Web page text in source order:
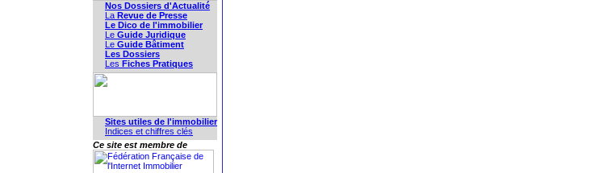
Nos Dossiers d'Actualité
La Revue de Presse
Le Dico de l'immobilier
Le Guide Juridique
Le Guide Bâtiment
Les Dossiers
Les Fiches Pratiques
Sites utiles de l'immobilier
Indices et chiffres clés
Ce site est membre de